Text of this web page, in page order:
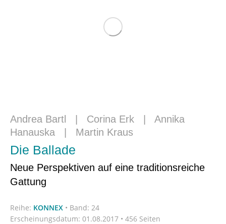
Andrea Bartl | Corina Erk | Annika
Hanauska | Martin Kraus
Die Ballade
Neue Perspektiven auf eine traditionsreiche
Gattung
Reihe: KONNEX • Band: 24
Erscheinungsdatum: 01.08.2017 • 456 Seiten